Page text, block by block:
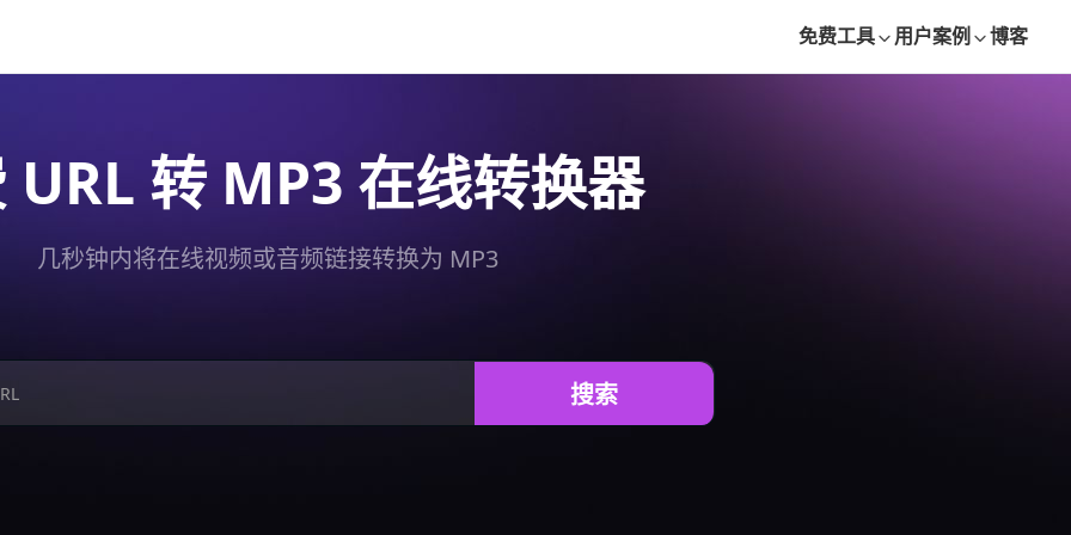
免费工具 用户案例 博客
URL 转 MP3 在线转换器
几秒钟内将在线视频或音频链接转换为 MP3
搜索